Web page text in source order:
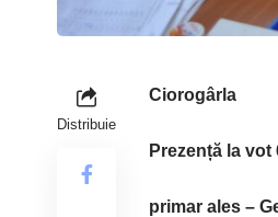
Distribuie
Ciorogârla
Prezență la vot
primar ales –